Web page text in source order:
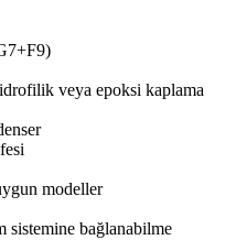
veya epoksi kaplama
modeller
sistemine bağlanabilme